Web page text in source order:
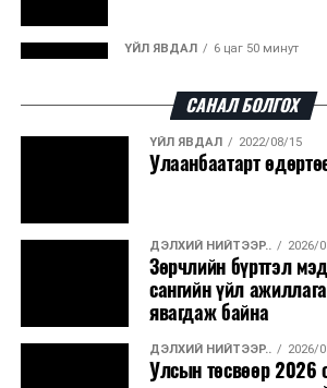
ҮЙЛ ЯВДАЛ 6 цаг 50 минут
худалдааны төвүүдийн авто
ҮЙЛ ЯВДАЛ
КОП17-д ажиллах онцгой
ҮЙЛ ЯВДАЛ 7 цаг 1 минут
Улаанбаатарт өдөртөө 20
ҮЙЛ ЯВДАЛ
COP17-ын зочид,
САНАЛ БОЛГОХ
ҮЙЛ ЯВДАЛ 2022/08/15
Улаанбаатарт
ДЭЛХИЙ НИЙТЭЭР.. 2026/
Зөрчлийн бүртгэл
сангийн үйл
явагдаж байна
ДЭЛХИЙ НИЙТЭЭР.. 2026/
Улсын төсвөөр 2026